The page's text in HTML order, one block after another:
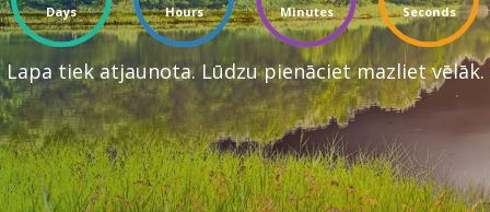
Days Hours Minutes Seconds
Lapa tiek atjaunota. Lūdzu pienāciet mazliet vēlāk.